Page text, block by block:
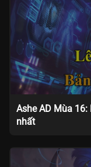
Ashe AD Mùa
nhất